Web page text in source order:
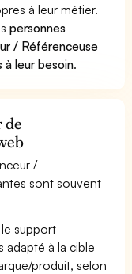
à leur métier.
personnes
/ Référenceuse
à leur besoin.
de
/
sont souvent
support
adapté à la cible
produit, selon